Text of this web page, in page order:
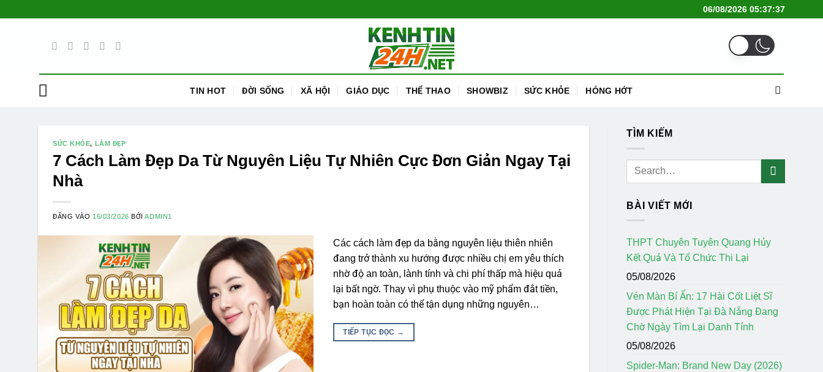
06/08/2026 05:37:37
TIN HOT ĐỜI SỐNG XÃ HỘI GIÁO DỤC THỂ THAO SHOWBIZ SỨC KHỎE HÓNG HỚT
SỨC KHỎE, LÀM ĐẸP
7 Cách Làm Đẹp Da Từ Nguyên Liệu Tự Nhiên Cực Đơn Giản Ngay Tại
Nhà
ĐĂNG VÀO 16/03/2026 BỞIADMIN1
Các cách làm đẹp da bằng nguyên liệu thiên nhiên
đang trở thành xu hướng được nhiều chị em yêu thích
nhờ độ an toàn, lành tính và chi phí thấp mà hiệu quả
lại bất ngờ. Thay vì phụ thuộc vào mỹ phẩm đắt tiền,
bạn hoàn toàn có thể tận dụng những nguyên…
TIẾP TỤC ĐỌC →
TÌM KIẾM
BÀI VIẾT MỚI
THPT Chuyên Tuyên Quang Hủy
Kết Quả Và Tổ Chức Thi Lại
05/08/2026
Vén Màn Bí Ẩn: 17 Hài Cốt Liệt Sĩ
Được Phát Hiện Tại Đà Nẵng Đang
Chờ Ngày Tìm Lại Danh Tính
05/08/2026
Spider-Man: Brand New Day (2026)